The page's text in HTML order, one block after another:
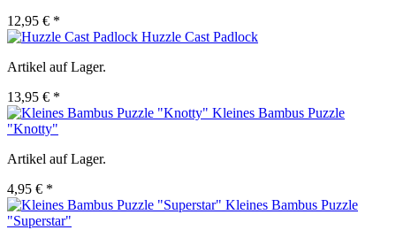
12,95 € *
Huzzle Cast Padlock
Artikel auf Lager.
13,95 € *
Kleines Bambus Puzzle
"Knotty"
Artikel auf Lager.
4,95 € *
Kleines Bambus Puzzle
"Superstar"